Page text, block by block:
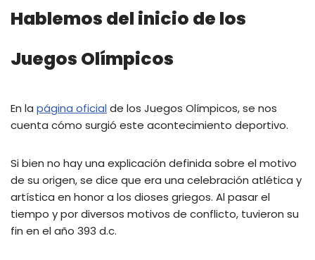
Hablemos del inicio de los
Juegos Olímpicos
En la página oficial de los Juegos Olímpicos, se nos
cuenta cómo surgió este acontecimiento deportivo.
Si bien no hay una explicación definida sobre el motivo
de su origen, se dice que era una celebración atlética y
artística en honor a los dioses griegos. Al pasar el
tiempo y por diversos motivos de conflicto, tuvieron su
fin en el año 393 d.c.